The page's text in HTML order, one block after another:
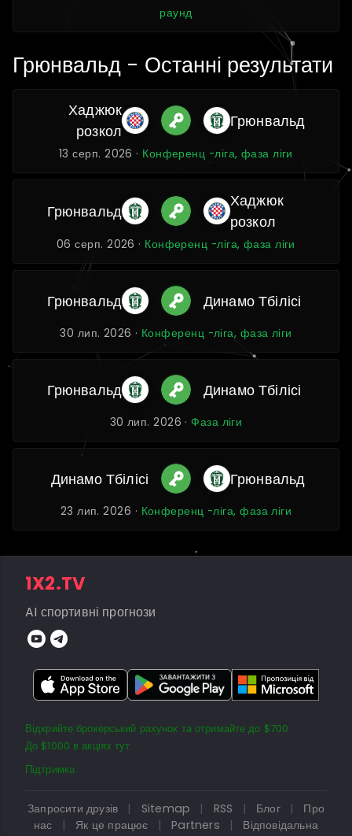
раунд
Грюнвальд - Останні результати
Хаджюк
розкол
Грюнвальд
13 серп. 2026 · Конференц -ліга, фаза ліги
Грюнвальд
Хаджюк
розкол
06 серп. 2026 · Конференц -ліга, фаза ліги
Грюнвальд Динамо Тбілісі
30 лип. 2026 · Конференц -ліга, фаза ліги
Грюнвальд Динамо Тбілісі
30 лип. 2026 ·Фаза ліги
Динамо Тбілісі Грюнвальд
23 лип. 2026 · Конференц -ліга, фаза ліги
1X2.TV
AI спортивні прогнози
Відкрийте брокерський рахунок та отримайте до $700
До $1000 в акціях тут
Підтримка
Запросити друзів | Sitemap | RSS | Блог |
Про
нас
| Як це працює | Partners |
Відповідальна